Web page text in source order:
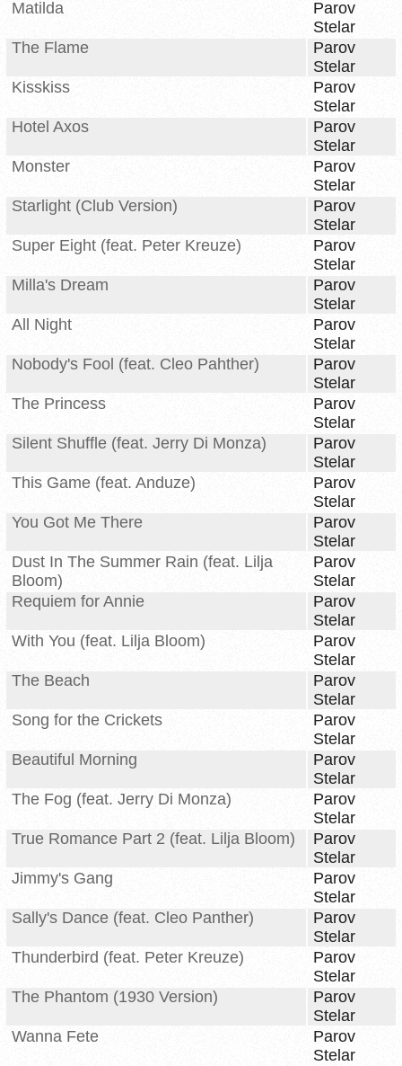
Matilda
Parov
Stelar
The Flame
Parov
Stelar
Kisskiss
Parov
Stelar
Hotel Axos
Parov
Stelar
Monster
Parov
Stelar
Starlight (Club Version)
Parov
Stelar
Super Eight (feat. Peter Kreuze)
Parov
Stelar
Milla's Dream
Parov
Stelar
All Night
Parov
Stelar
Nobody's Fool (feat. Cleo Pahther)
Parov
Stelar
The Princess
Parov
Stelar
Silent Shuffle (feat. Jerry Di Monza)
Parov
Stelar
This Game (feat. Anduze)
Parov
Stelar
You Got Me There
Parov
Stelar
Dust In The Summer Rain (feat. Lilja
Bloom)
Parov
Stelar
Requiem for Annie
Parov
Stelar
With You (feat. Lilja Bloom)
Parov
Stelar
The Beach
Parov
Stelar
Song for the Crickets
Parov
Stelar
Beautiful Morning
Parov
Stelar
The Fog (feat. Jerry Di Monza)
Parov
Stelar
True Romance Part 2 (feat. Lilja Bloom)
Parov
Stelar
Jimmy's Gang
Parov
Stelar
Sally's Dance (feat. Cleo Panther)
Parov
Stelar
Thunderbird (feat. Peter Kreuze)
Parov
Stelar
The Phantom (1930 Version)
Parov
Stelar
Wanna Fete
Parov
Stelar